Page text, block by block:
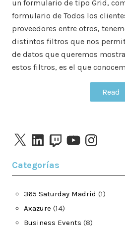
un formulario de tipo Grid,
formulario de Todos los
proveedores entre otros,
distintos filtros que nos
de datos que queremos
estos filtros, es el que
Read
X LinkedInTwitchYouTubeInstagram
Categorías
365 Saturday Madrid (1)
Axazure (14)
Business Events (8)